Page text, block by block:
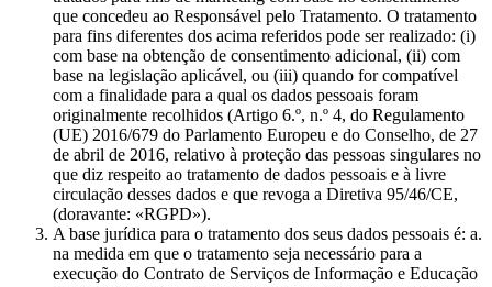
que concedeu ao Responsável pelo Tratamento. O tratamento
para fins diferentes dos acima referidos pode ser realizado: (i)
com base na obtenção de consentimento adicional, (ii) com
base na legislação aplicável, ou (iii) quando for compatível
com a finalidade para a qual os dados pessoais foram
originalmente recolhidos (Artigo 6.º, n.º 4, do Regulamento
(UE) 2016/679 do Parlamento Europeu e do Conselho, de 27
de abril de 2016, relativo à proteção das pessoas singulares no
que diz respeito ao tratamento de dados pessoais e à livre
circulação desses dados e que revoga a Diretiva 95/46/CE,
(doravante: «RGPD»).
A base jurídica para o tratamento dos seus dados pessoais é: a.
na medida em que o tratamento seja necessário para a
execução do Contrato de Serviços de Informação e Educação